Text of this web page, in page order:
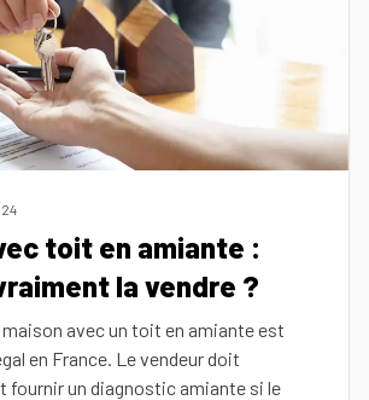
toit en amiante :
la vendre ?
maison avec un toit en amiante est
en France. Le vendeur doit
fournir un diagnostic amiante si le